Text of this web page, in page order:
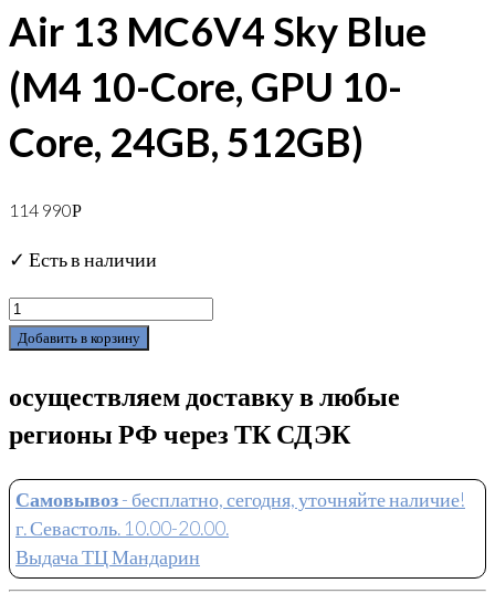
Air 13 MC6V4 Sky Blue
(M4 10-Core, GPU 10-
Core, 24GB, 512GB)
114 990Р
✓ Есть в наличии
Добавить в корзину
осуществляем доставку в любые
регионы РФ через ТК СДЭК
Самовывоз- бесплатно, сегодня, уточняйте наличие!
г. Севастоль. 10.00-20.00.
Выдача ТЦ Мандарин